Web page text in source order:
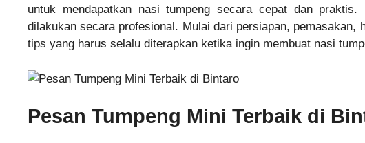
untuk mendapatkan nasi tumpeng secara cepat dan
dilakukan secara profesional. Mulai dari persiapan, pemasakan,
tips yang harus selalu diterapkan ketika ingin membuat nasi
Pesan Tumpeng Mini Terbaik di